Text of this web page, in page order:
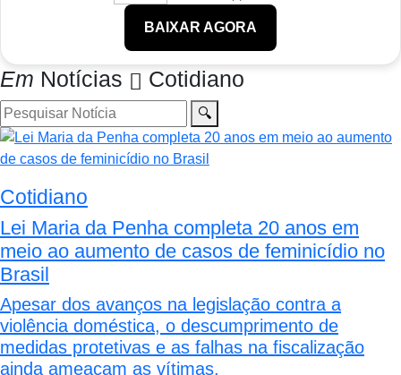
BAIXAR AGORA
Em Notícias Cotidiano
🔍
Cotidiano
Lei Maria da Penha completa 20 anos em
meio ao aumento de casos de feminicídio no
Brasil
Apesar dos avanços na legislação contra a
violência doméstica, o descumprimento de
medidas protetivas e as falhas na fiscalização
ainda ameaçam as vítimas.